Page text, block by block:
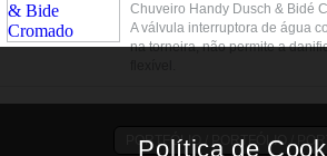
Chuveiro Handy Dusch & Bidé
A válvula interruptora de água
na torneira, não permite a
PORTFÓLIO / PORTFÓLIO /